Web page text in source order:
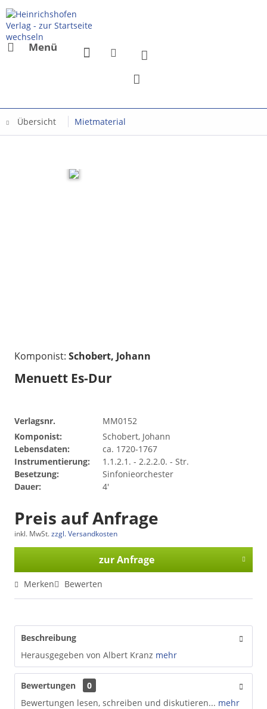
Menü
Übersicht Mietmaterial
Komponist: Schobert, Johann
Menuett Es-Dur
Verlagsnr.
MM0152
Komponist:
Schobert, Johann
Lebensdaten:
ca. 1720-1767
Instrumentierung:
1.1.2.1. - 2.2.2.0. - Str.
Besetzung:
Sinfonieorchester
Dauer:
4'
Preis auf Anfrage
inkl. MwSt.zzgl. Versandkosten
zur Anfrage
Merken Bewerten
Beschreibung
Herausgegeben von Albert Kranz mehr
Bewertungen
0
Bewertungen lesen, schreiben und diskutieren... mehr